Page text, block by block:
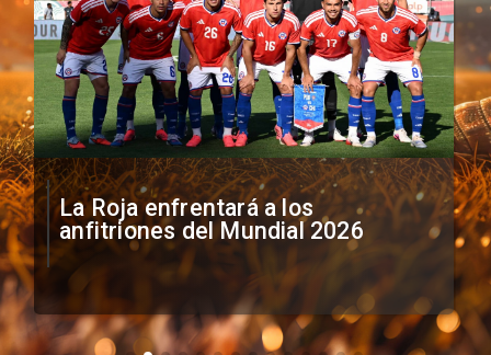
La Roja enfrentará a los
anfitriones del Mundial 2026